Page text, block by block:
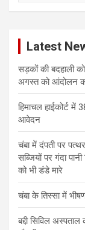
Latest
सड़कों की बदहाली
अगस्त को आंदोलन
हिमाचल हाईकोर्ट
आवेदन
चंबा में दंपती पर
सब्जियों पर गंदा
को भी डंडे मारे
चंबा के तिस्सा में
बद्दी सिविल